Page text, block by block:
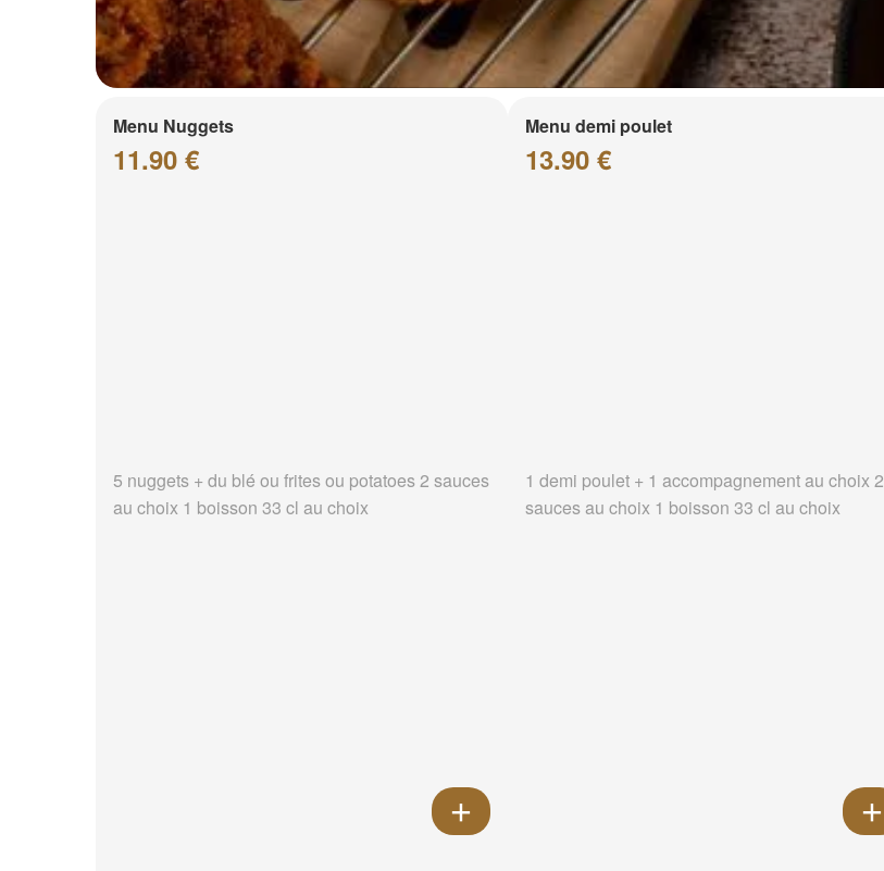
Menu Nuggets
11.90 €
5 nuggets + du blé ou frites ou potatoes 2 sauces
au choix 1 boisson 33 cl au choix
Menu demi poulet
13.90 €
1 demi poulet + 1 accompagnement au choix 2
sauces au choix 1 boisson 33 cl au choix